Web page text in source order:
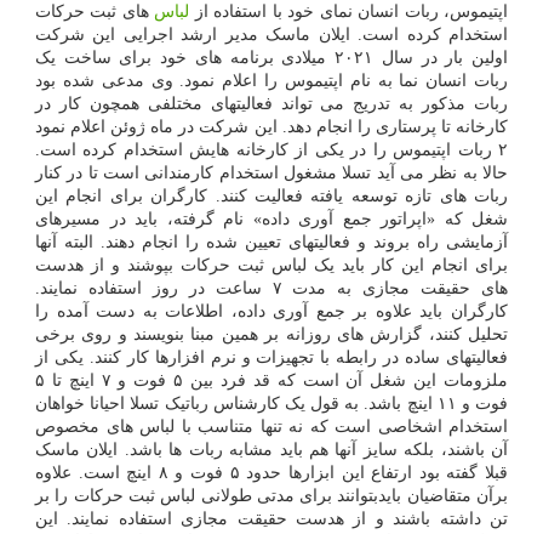
اپتیموس، ربات انسان نمای خود با استفاده از لباس های ثبت حرکات
استخدام کرده است. ایلان ماسک مدیر ارشد اجرایی این شرکت
اولین بار در سال ۲۰۲۱ میلادی برنامه های خود برای ساخت یک
ربات انسان نما به نام اپتیموس را اعلام نمود. وی مدعی شده بود
ربات مذکور به تدریج می تواند فعالیتهای مختلفی همچون کار در
کارخانه تا پرستاری را انجام دهد. این شرکت در ماه ژوئن اعلام نمود
۲ ربات اپتیموس را در یکی از کارخانه هایش استخدام کرده است.
حالا به نظر می آید تسلا مشغول استخدام کارمندانی است تا در کنار
ربات های تازه توسعه یافته فعالیت کنند. کارگران برای انجام این
شغل که «اپراتور جمع آوری داده» نام گرفته، باید در مسیرهای
آزمایشی راه بروند و فعالیتهای تعیین شده را انجام دهند. البته آنها
برای انجام این کار باید یک لباس ثبت حرکات بپوشند و از هدست
های حقیقت مجازی به مدت ۷ ساعت در روز استفاده نمایند.
کارگران باید علاوه بر جمع آوری داده، اطلاعات به دست آمده را
تحلیل کنند، گزارش های روزانه بر همین مبنا بنویسند و روی برخی
فعالیتهای ساده در رابطه با تجهیزات و نرم افزارها کار کنند. یکی از
ملزومات این شغل آن است که قد فرد بین ۵ فوت و ۷ اینچ تا ۵
فوت و ۱۱ اینچ باشد. به قول یک کارشناس رباتیک تسلا احیانا خواهان
استخدام اشخاصی است که نه تنها متناسب با لباس های مخصوص
آن باشند، بلکه سایز آنها هم باید مشابه ربات ها باشد. ایلان ماسک
قبلا گفته بود ارتفاع این ابزارها حدود ۵ فوت و ۸ اینچ است. علاوه
برآن متقاضیان بایدبتوانند برای مدتی طولانی لباس ثبت حرکات را بر
تن داشته باشند و از هدست حقیقت مجازی استفاده نمایند. این